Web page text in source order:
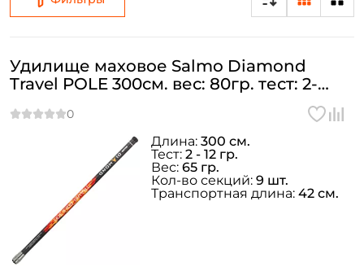
Удилище маховое Salmo Diamond
Travel POLE 300см. вес: 80гр. тест: 2-
Длина: 300 см.
Тест: 2 - 12 гр.
Вес: 65 гр.
Кол-во секций: 9 шт.
Транспортная длина: 42 см.